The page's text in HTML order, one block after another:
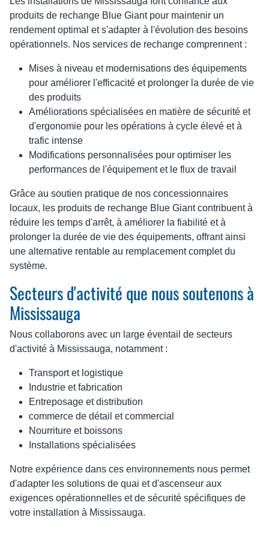
produits de rechange Blue Giant pour maintenir un
rendement optimal et s'adapter à l'évolution des besoins
opérationnels. Nos services de rechange comprennent :
Mises à niveau et modernisations des équipements
pour améliorer l'efficacité et prolonger la durée de vie
des produits
Améliorations spécialisées en matière de sécurité et
d'ergonomie pour les opérations à cycle élevé et à
trafic intense
Modifications personnalisées pour optimiser les
performances de l'équipement et le flux de travail
Grâce au soutien pratique de nos concessionnaires
locaux, les produits de rechange Blue Giant contribuent à
réduire les temps d'arrêt, à améliorer la fiabilité et à
prolonger la durée de vie des équipements, offrant ainsi
une alternative rentable au remplacement complet du
système.
Secteurs d'activité que nous soutenons à
Mississauga
Nous collaborons avec un large éventail de secteurs
d'activité à Mississauga, notamment :
Transport et logistique
Industrie et fabrication
Entreposage et distribution
commerce de détail et commercial
Nourriture et boissons
Installations spécialisées
Notre expérience dans ces environnements nous permet
d'adapter les solutions de quai et d'ascenseur aux
exigences opérationnelles et de sécurité spécifiques de
votre installation à Mississauga.